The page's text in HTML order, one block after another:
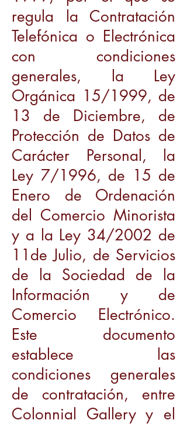
regula la Contratación
Telefónica o Electrónica
con condiciones
generales, la Ley
Orgánica 15/1999, de
13 de Diciembre, de
Protección de Datos de
Carácter Personal, la
Ley 7/1996, de 15 de
Enero de Ordenación
del Comercio Minorista
y a la Ley 34/2002 de
11de Julio, de Servicios
de la Sociedad de la
Información y de
Comercio Electrónico.
Este documento
establece las
condiciones generales
de contratación, entre
Colonnial Gallery y el